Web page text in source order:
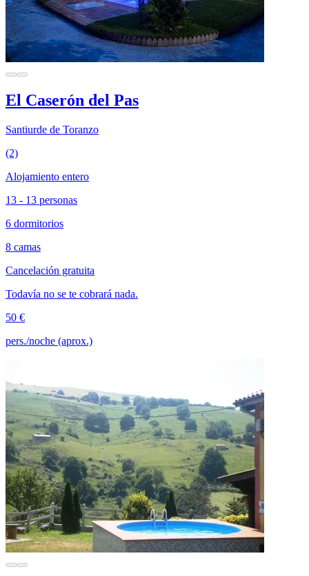
El Caserón del Pas
Santiurde de Toranzo
(2)
Alojamiento entero
13 - 13 personas
6 dormitorios
8 camas
Cancelación gratuita
Todavía no se te cobrará nada.
50 €
pers./noche (aprox.)